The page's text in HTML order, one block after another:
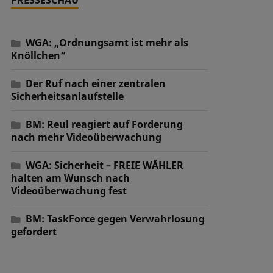
WGA: „Ordnungsamt ist mehr als
Knöllchen“
Der Ruf nach einer zentralen
Sicherheitsanlaufstelle
BM: Reul reagiert auf Forderung
nach mehr Videoüberwachung
WGA: Sicherheit – FREIE WÄHLER
halten am Wunsch nach
Videoüberwachung fest
BM: TaskForce gegen Verwahrlosung
gefordert